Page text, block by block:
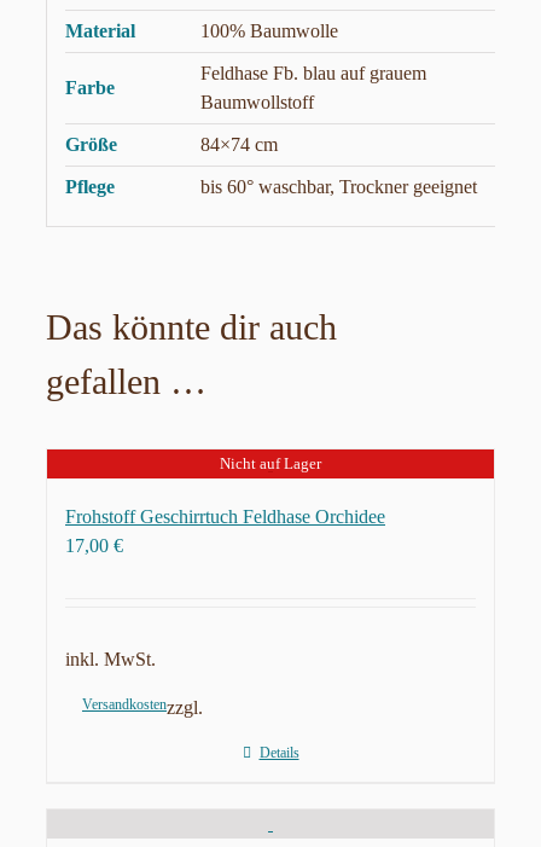
Material 100% Baumwolle
Farbe
Feldhase Fb. blau auf grauem
Baumwollstoff
Größe 84×74 cm
Pflege bis 60° waschbar, Trockner geeignet
Das könnte dir auch
gefallen …
Nicht auf Lager
Frohstoff Geschirrtuch Feldhase Orchidee
17,00 €
inkl. MwSt.
zzgl.
Versandkosten
Details